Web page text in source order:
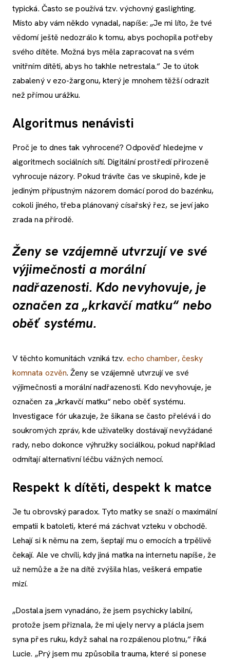
typická. Často se používá tzv. výchovný gaslighting.
Místo aby vám někdo vynadal, napíše: „Je mi líto, že tvé
vědomí ještě nedozrálo k tomu, abys pochopila potřeby
svého dítěte. Možná bys měla zapracovat na svém
vnitřním dítěti, abys ho takhle netrestala.“ Je to útok
zabalený v ezo-žargonu, který je mnohem těžší odrazit
než přímou urážku.
Algoritmus nenávisti
Proč je to dnes tak vyhrocené? Odpověď hledejme v
algoritmech sociálních sítí. Digitální prostředí přirozeně
vyhrocuje názory. Pokud trávíte čas ve skupině, kde je
jediným přípustným názorem domácí porod do bazénku,
cokoli jiného, třeba plánovaný císařský řez, se jeví jako
zrada na přírodě.
Ženy se vzájemně utvrzují ve své
výjimečnosti a morální
nadřazenosti. Kdo nevyhovuje, je
označen za „krkavčí matku“ nebo
oběť systému.
V těchto komunitách vzniká tzv. echo chamber, česky
komnata ozvěn. Ženy se vzájemně utvrzují ve své
výjimečnosti a morální nadřazenosti. Kdo nevyhovuje, je
označen za „krkavčí matku“ nebo oběť systému.
Investigace fór ukazuje, že šikana se často přelévá i do
soukromých zpráv, kde uživatelky dostávají nevyžádané
rady, nebo dokonce výhružky sociálkou, pokud například
odmítají alternativní léčbu vážných nemocí.
Respekt k dítěti, despekt k matce
Je tu obrovský paradox. Tyto matky se snaží o maximální
empatii k batoleti, které má záchvat vzteku v obchodě.
Lehají si k němu na zem, šeptají mu o emocích a trpělivě
čekají. Ale ve chvíli, kdy jiná matka na internetu napíše, že
už nemůže a že na dítě zvýšila hlas, veškerá empatie
mizí.
„Dostala jsem vynadáno, že jsem psychicky labilní,
protože jsem přiznala, že mi ujely nervy a plácla jsem
syna přes ruku, když sahal na rozpálenou plotnu,“ říká
Lucie. „Prý jsem mu způsobila trauma, které si ponese